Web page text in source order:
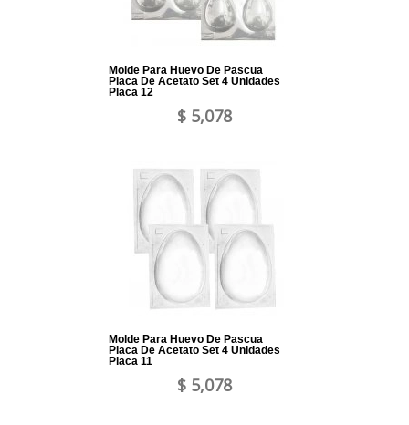
Molde Para Huevo De Pascua
Placa De Acetato Set 4 Unidades
Placa 12
$ 5,078
Molde Para Huevo De Pascua
Placa De Acetato Set 4 Unidades
Placa 11
$ 5,078